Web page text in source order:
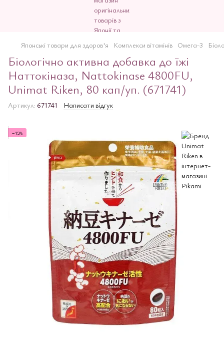
Японські товари для здоров'я Комплекси вітамінів Омега-3
Біологічно активна добавка до їжі
Наттокіназа, Nattokinase 4800FU,
Unimat Riken, 80 кап/уп. (671741)
Артикул: 671741 Написати відгук
−15%